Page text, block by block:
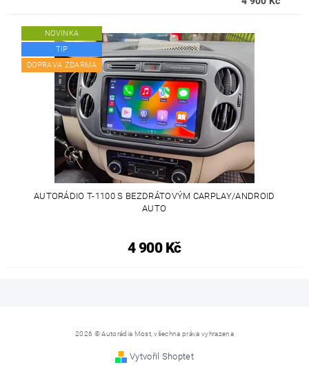
NOVINKA
TIP
DOPRAVA ZDARMA
AUTORÁDIO T-1100 S BEZDRÁTOVÝM CARPLAY/ANDROID
AUTO
4 900 Kč
2026 © Autorádia Most, všechna práva vyhrazena
Vytvořil Shoptet